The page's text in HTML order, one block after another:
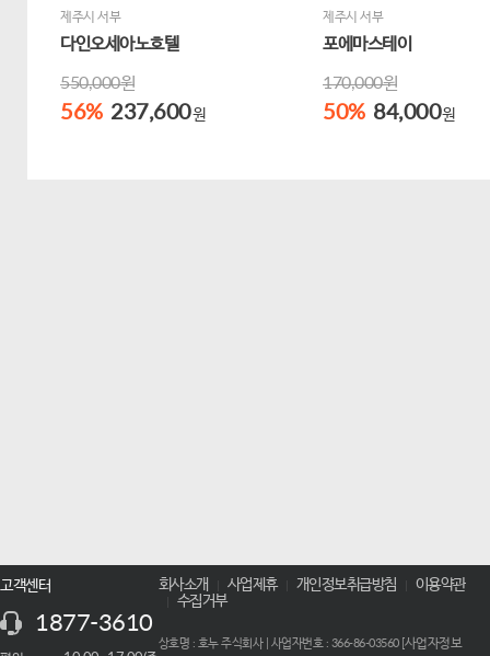
제주시 서부
다인오세아노호텔
550,000원
56% 237,600원
제주시 서부
포에마스테이
170,000원
50% 84,000원
고객센터
1877-3610
회사소개 사업제휴 개인정보취급방침
이용약관
수집거부
상호명 : 호누 주식회사 | 사업자번호 : 366-86-03560 [ 사업자정보